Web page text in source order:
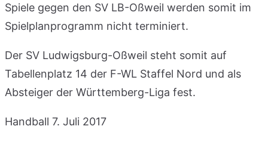
Spiele gegen den SV LB-Oßweil werden somit im
Spielplanprogramm nicht terminiert.
Der SV Ludwigsburg-Oßweil steht somit auf
Tabellenplatz 14 der F-WL Staffel Nord und als
Absteiger der Württemberg-Liga fest.
Handball 7. Juli 2017